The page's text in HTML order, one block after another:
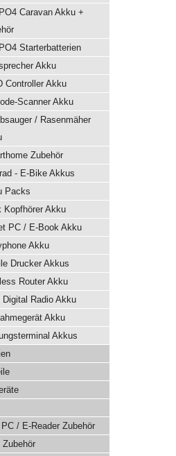
Caravan Akku +
Starterbatterien
Akku
Controller Akku
Scanner Akku
/ Rasenmäher
Zubehör
- E-Bike Akkus
Packs
Kopfhörer Akku
PC / E-Book Akku
Akku
Drucker Akkus
Router Akku
Digital Radio Akku
Akku
Akkus
/ E-Reader Zubehör
Zubehör